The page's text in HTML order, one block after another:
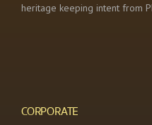
heritage keeping intent from
CORPORATE